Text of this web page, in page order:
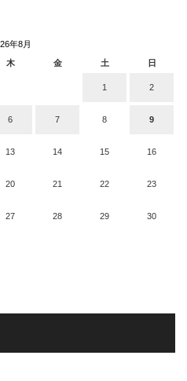
年8月
木 金 土 日
1 2
6 7 8 9
13 14 15 16
20 21 22 23
27 28 29 30